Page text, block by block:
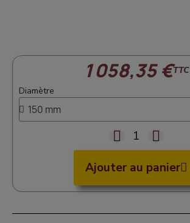
1 058,35 €TTC
Diamètre
Ajouter au panier